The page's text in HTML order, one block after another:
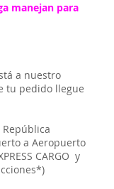
manejan para
a nuestro
tu pedido llegue
a Aeropuerto
CARGO y